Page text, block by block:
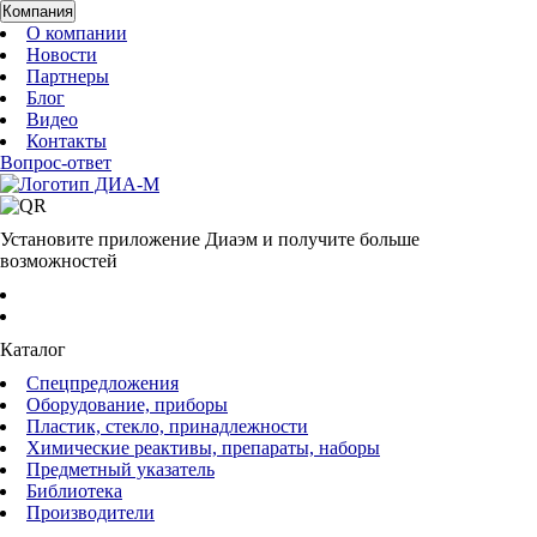
Компания
О компании
Новости
Партнеры
Блог
Видео
Контакты
Вопрос-ответ
Установите приложение Диаэм и получите больше
возможностей
Каталог
Спецпредложения
Оборудование, приборы
Пластик, стекло, принадлежности
Химические реактивы, препараты, наборы
Предметный указатель
Библиотека
Производители